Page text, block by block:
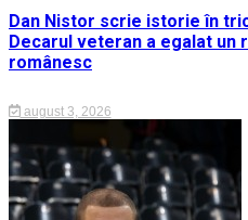
Dan Nistor scrie istorie în
Decarul veteran a egalat un
românesc
august 3, 2026